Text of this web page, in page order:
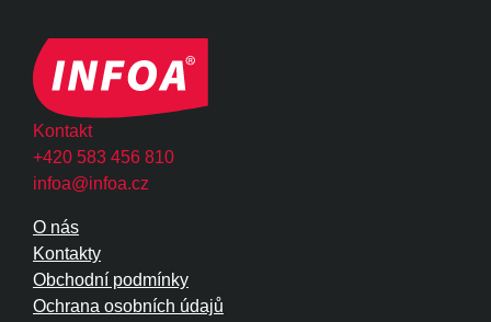
Kontakt
+420 583 456 810
infoa@infoa.cz
O nás
Kontakty
Obchodní podmínky
Ochrana osobních údajů